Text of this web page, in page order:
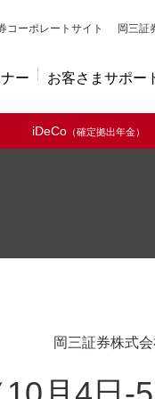
コーポレートサイト 岡三証
ー お客さまサポー
iDeCo（確定拠出年金）
岡三証券株式